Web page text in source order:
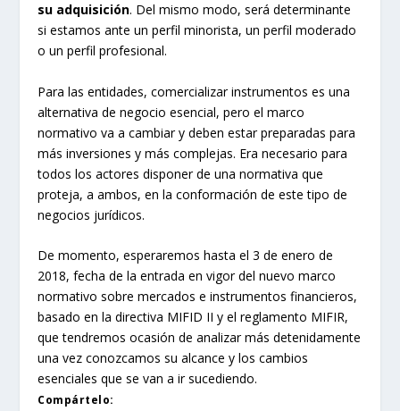
su adquisición. Del mismo modo, será determinante
si estamos ante un perfil minorista, un perfil moderado
o un perfil profesional.
Para las entidades, comercializar instrumentos es una
alternativa de negocio esencial, pero el marco
normativo va a cambiar y deben estar preparadas para
más inversiones y más complejas. Era necesario para
todos los actores disponer de una normativa que
proteja, a ambos, en la conformación de este tipo de
negocios jurídicos.
De momento, esperaremos hasta el 3 de enero de
2018, fecha de la entrada en vigor del nuevo marco
normativo sobre mercados e instrumentos financieros,
basado en la directiva MIFID II y el reglamento MIFIR,
que tendremos ocasión de analizar más detenidamente
una vez conozcamos su alcance y los cambios
esenciales que se van a ir sucediendo.
Compártelo: